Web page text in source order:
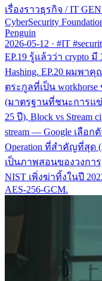
เรื่องราวธุรกิจ / IT
CyberSecurity
Penguin
2026-05-12 · #IT
EP.19 รู้แล้วว่า crypto มี
Hashing. EP.20 ผมพา
ตระกูลที่เป็น
(มาตรฐานที่ชนะการแข่
25 ปี), Block vs Stream
stream — Google เลือก
Operation ที่สำคัญที่สุด
เป็นภาพสอนของวงการ
NIST เพิ่งฆ่าทิ้งในปี
AES-256-GCM.